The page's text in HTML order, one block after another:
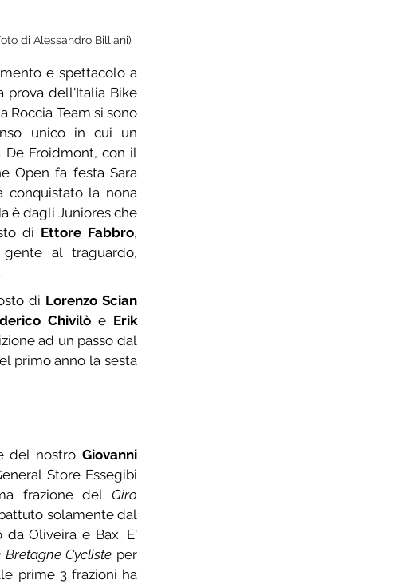
di Alessandro Billiani)
e spettacolo a
prova dell'Italia Bike
Roccia Team si sono
unico in cui un
Froidmont, con il
Open fa festa Sara
la nona
è dagli Juniores che
di Ettore Fabbro,
al traguardo,
di Lorenzo Scian
Chivilò e Erik
ad un passo dal
primo anno la sesta
del nostro Giovanni
Store Essegibi
frazione del Giro
solamente dal
Oliveira e Bax. E'
Bretagne Cycliste
prime 3 frazioni ha